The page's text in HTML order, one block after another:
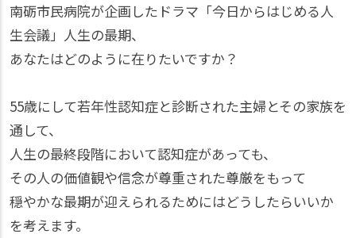
南砺市民病院が企画したドラマ「今日からはじめる人
生会議」人生の最期、
あなたはどのように在りたいですか？
55歳にして若年性認知症と診断された主婦とその家族を
通して、
人生の最終段階において認知症があっても、
その人の価値観や信念が尊重された尊厳をもって
穏やかな最期が迎えられるためにはどうしたらいいか
を考えます。